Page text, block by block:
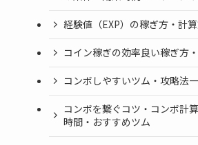
経験値（EXP）の稼ぎ方・計
コイン稼ぎの効率良い稼ぎ方
コンボしやすいツム・攻略法
コンボを繋ぐコツ・コンボ計
時間・おすすめツム